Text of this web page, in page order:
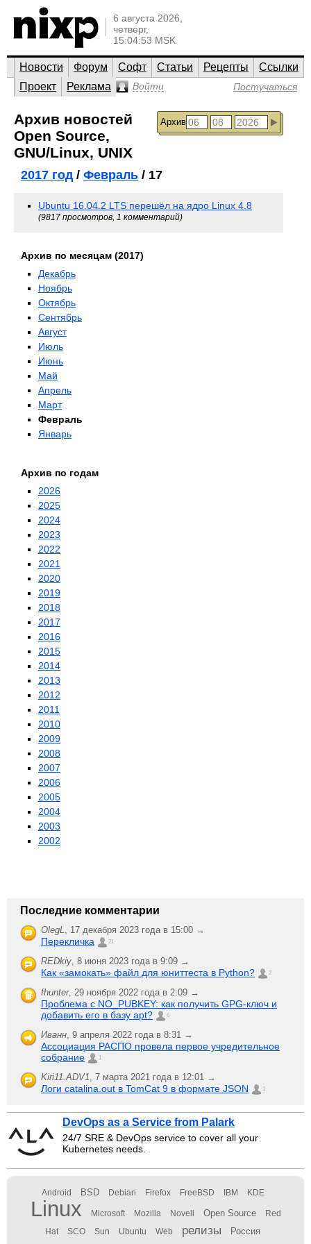
6 августа 2026,
четверг,
15:04:53 MSK
Новости Форум Софт Статьи Рецепты
Ссылки
Проект
Реклама Войти Постучаться
Архив
Архив новостей
Open Source,
GNU/Linux, UNIX
2017 год/ Февраль / 17
Ubuntu 16.04.2 LTS перешёл на ядро Linux 4.8
(9817 просмотров, 1 комментарий)
Архив по месяцам (2017)
Декабрь
Ноябрь
Октябрь
Сентябрь
Август
Июль
Июнь
Май
Апрель
Март
Февраль
Январь
Архив по годам
2026
2025
2024
2023
2022
2021
2020
2019
2018
2017
2016
2015
2014
2013
2012
2011
2010
2009
2008
2007
2006
2005
2004
2003
2002
Последние комментарии
OlegL, 17 декабря 2023 года в 15:00 →
Перекличка 21
REDkiy, 8 июня 2023 года в 9:09 →
Как «замокать» файл для юниттеста в Python? 2
fhunter, 29 ноября 2022 года в 2:09 →
Проблема с NO_PUBKEY: как получить GPG-ключ и
добавить его в базу apt?
6
Иванн, 9 апреля 2022 года в 8:31 →
Ассоциация РАСПО провела первое учредительное
собрание
1
Kiri11.ADV1, 7 марта 2021 года в 12:01 →
Логи catalina.out в TomCat 9 в формате JSON 1
DevOps as a Service from Palark
24/7 SRE & DevOps service to cover all your
Kubernetes needs.
Android BSD Debian Firefox FreeBSD IBM KDE
Linux Microsoft Mozilla Novell Open Source Red
Hat SCO Sun Ubuntu Web релизы Россия